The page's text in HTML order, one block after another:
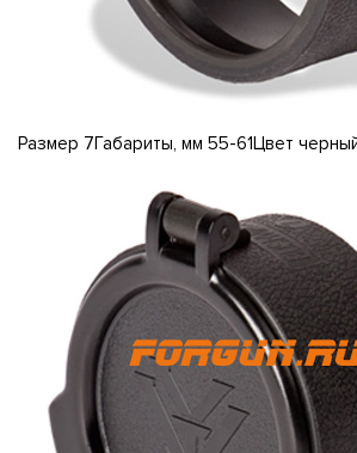
Размер 7Габариты, мм 55-61Цвет